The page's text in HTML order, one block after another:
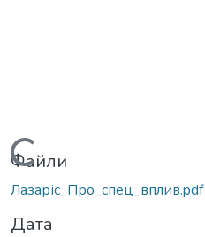
Вантажиться...
Файли
Лазаріс_Про_спец_вплив.pdf
Дата